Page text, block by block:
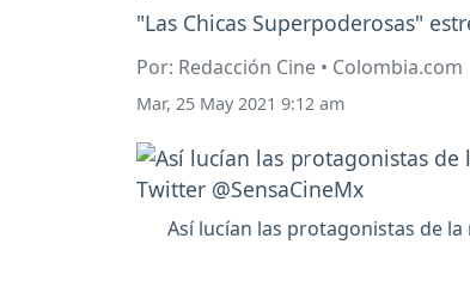
"Las Chicas Superpoderosas"
Por: Redacción Cine • Colombia.com
Mar, 25 May 2021 9:12 am
Así lucían las protagonistas de